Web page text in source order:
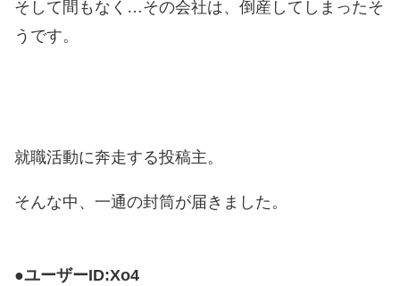
そして間もなく…その会社は、倒産してしまったそ
うです。
就職活動に奔走する投稿主。
そんな中、一通の封筒が届きました。
●ユーザーID:Xo4